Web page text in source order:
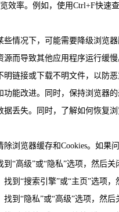
率。例如，使用Ctrl+F快速
情况下，可能需要降级浏览器
而导致其他应用程序运行缓慢
链接或下载不明文件，以防恶
能改进。同时，保持浏览器
丢失。同时，了解如何恢复
浏览器缓存和Cookies。如果
“高级”或“隐私”选项，然后关
到“搜索引擎”或“主页”选项，
到“隐私”或“高级”选项，然后